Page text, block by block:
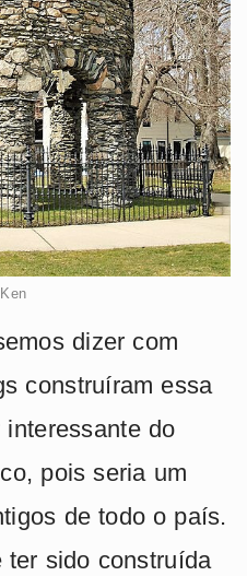
dizer com
construíram essa
do
pois seria um
de todo o país.
ter sido construída